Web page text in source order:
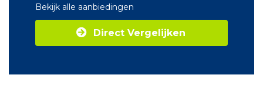
Bekijk alle aanbiedingen
Direct Vergelijken